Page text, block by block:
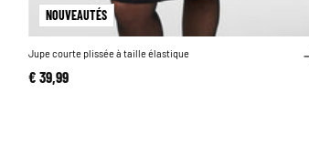
NOUVEAUTÉS
Jupe courte plissée à taille élastique
€ 39,99